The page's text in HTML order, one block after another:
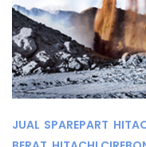
JUAL SPAREPART